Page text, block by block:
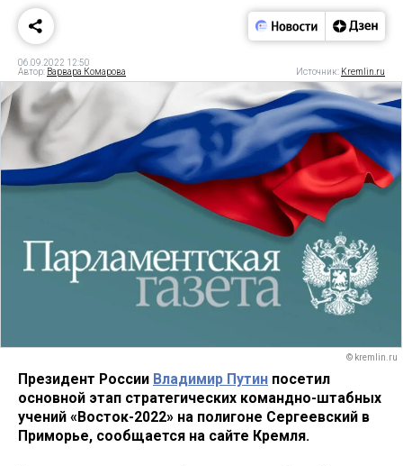
06.09.2022 12:50
Автор: Варвара Комарова Источник: Kremlin.ru
© kremlin.ru
Президент России Владимир Путин посетил
основной этап стратегических командно-штабных
учений «Восток-2022» на полигоне Сергеевский в
Приморье, сообщается на сайте Кремля.